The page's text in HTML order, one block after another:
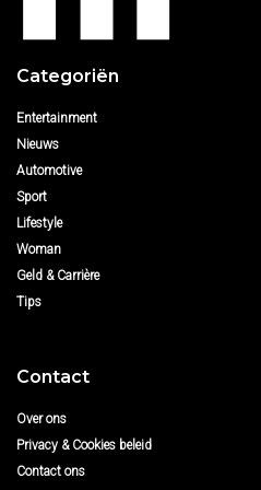
Categoriën
Entertainment
Nieuws
Automotive
Sport
Lifestyle
Woman
Geld & Carrière
Tips
Contact
Over ons
Privacy & Cookies beleid
Contact ons